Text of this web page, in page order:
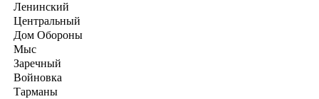
Ленинский
Центральный
Дом Обороны
Мыс
Заречный
Войновка
Тарманы